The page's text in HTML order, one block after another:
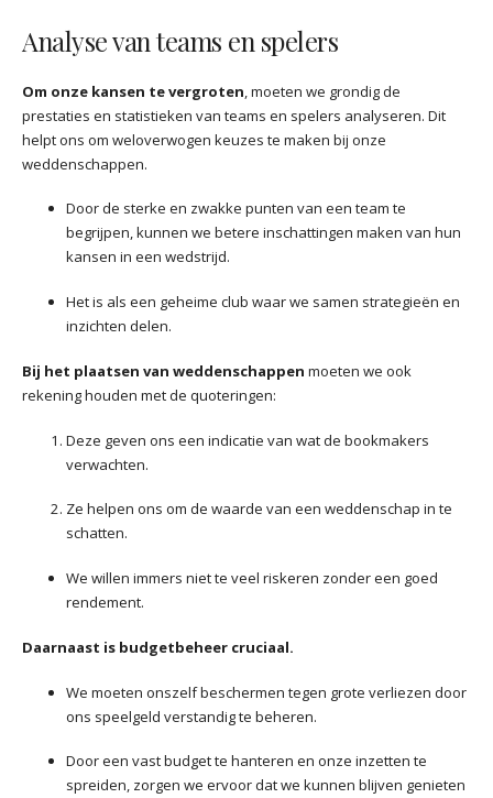
Analyse van teams en spelers
Om onze kansen te vergroten, moeten we grondig de
prestaties en statistieken van teams en spelers analyseren. Dit
helpt ons om weloverwogen keuzes te maken bij onze
weddenschappen.
Door de sterke en zwakke punten van een team te
begrijpen, kunnen we betere inschattingen maken van hun
kansen in een wedstrijd.
Het is als een geheime club waar we samen strategieën en
inzichten delen.
Bij het plaatsen van weddenschappen moeten we ook
rekening houden met de quoteringen:
Deze geven ons een indicatie van wat de bookmakers
verwachten.
Ze helpen ons om de waarde van een weddenschap in te
schatten.
We willen immers niet te veel riskeren zonder een goed
rendement.
Daarnaast is budgetbeheer cruciaal.
We moeten onszelf beschermen tegen grote verliezen door
ons speelgeld verstandig te beheren.
Door een vast budget te hanteren en onze inzetten te
spreiden, zorgen we ervoor dat we kunnen blijven genieten